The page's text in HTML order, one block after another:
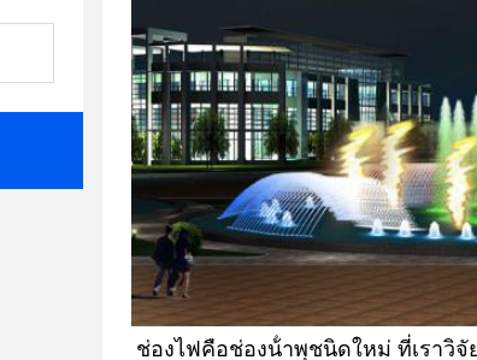
ช่องไฟคือช่องน้ําพุชนิดใหม่ ที่เราวิ